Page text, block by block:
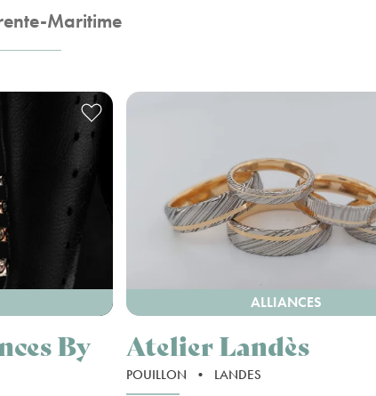
Maritime
By
ALLIANCES
Atelier Landès
POUILLON • LANDES